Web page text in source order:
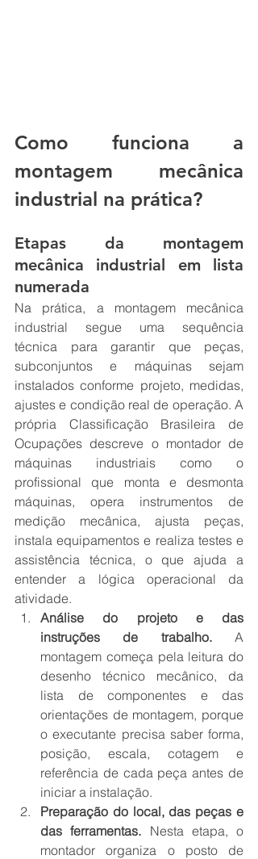
Como funciona a
montagem mecânica
industrial na prática?
Etapas da montagem
mecânica industrial em lista
numerada
Na prática, a montagem mecânica
industrial segue uma sequência
técnica para garantir que peças,
subconjuntos e máquinas sejam
instalados conforme projeto, medidas,
ajustes e condição real de operação. A
própria Classificação Brasileira de
Ocupações descreve o montador de
máquinas industriais como o
profissional que monta e desmonta
máquinas, opera instrumentos de
medição mecânica, ajusta peças,
instala equipamentos e realiza testes e
assistência técnica, o que ajuda a
entender a lógica operacional da
atividade.
Análise do projeto e das
instruções de trabalho. A
montagem começa pela leitura do
desenho técnico mecânico, da
lista de componentes e das
orientações de montagem, porque
o executante precisa saber forma,
posição, escala, cotagem e
referência de cada peça antes de
iniciar a instalação.
Preparação do local, das peças e
das ferramentas. Nesta etapa, o
montador organiza o posto de